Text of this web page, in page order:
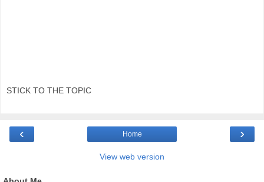
STICK TO THE TOPIC
‹ ›
Home
View web version